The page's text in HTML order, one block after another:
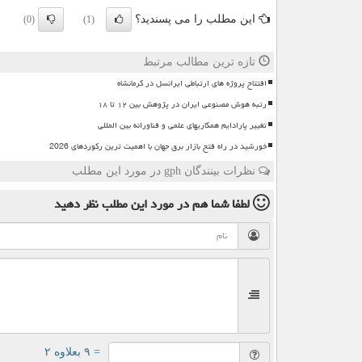
این مطلب را می پسندید؟ (1)
(0)
تازه ترین مطالب مرتبط
افتتاح پروژه های ارتباطی ایرانسل در کرمانشاه
رتبه هوش مصنوعی ایران در پژوهش بین ۱۲ تا ۱۸
تغییر پارادایم همکاریهای علمی و فناورانه بین المللی
خورشید در راه فتح بازار برق جهان با اهمیت ترین رکوردهای 2026
نظرات بینندگان gph در مورد این مطلب
لطفا شما همدر مورد این مطلبنظر دهید
= ۹ بعلاوه ۲